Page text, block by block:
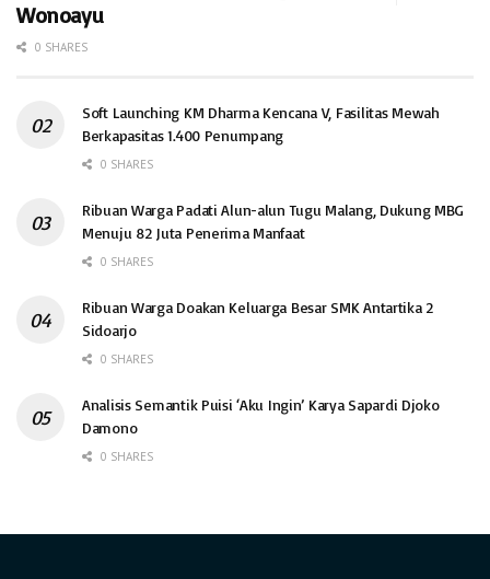
Wonoayu
0 SHARES
Soft Launching KM Dharma Kencana V, Fasilitas Mewah
Berkapasitas 1.400 Penumpang
0 SHARES
Ribuan Warga Padati Alun-alun Tugu Malang, Dukung MBG
Menuju 82 Juta Penerima Manfaat
0 SHARES
Ribuan Warga Doakan Keluarga Besar SMK Antartika 2
Sidoarjo
0 SHARES
Analisis Semantik Puisi ‘Aku Ingin’ Karya Sapardi Djoko
Damono
0 SHARES